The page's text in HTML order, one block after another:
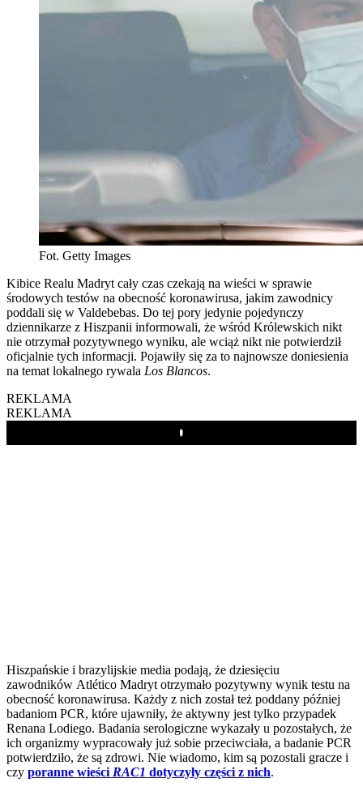
Fot. Getty Images
Kibice Realu Madryt cały czas czekają na wieści w sprawie
środowych testów na obecność koronawirusa, jakim zawodnicy
poddali się w Valdebebas. Do tej pory jedynie pojedynczy
dziennikarze z Hiszpanii informowali, że wśród Królewskich nikt
nie otrzymał pozytywnego wyniku, ale wciąż nikt nie potwierdził
oficjalnie tych informacji. Pojawiły się za to najnowsze doniesienia
na temat lokalnego rywala Los Blancos.
REKLAMA
REKLAMA
Play
Hiszpańskie i brazylijskie media podają, że dziesięciu
zawodników Atlético Madryt otrzymało pozytywny wynik testu na
obecność koronawirusa. Każdy z nich został też poddany później
badaniom PCR, które ujawniły, że aktywny jest tylko przypadek
Renana Lodiego. Badania serologiczne wykazały u pozostałych, że
ich organizmy wypracowały już sobie przeciwciała, a badanie PCR
potwierdziło, że są zdrowi. Nie wiadomo, kim są pozostali gracze i
czy poranne wieści RAC1 dotyczyły części z nich.